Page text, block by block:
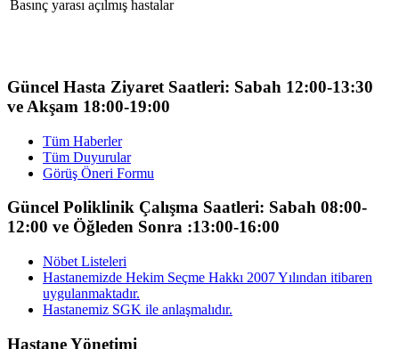
Basınç yarası açılmış hastalar
Güncel Hasta Ziyaret Saatleri: Sabah 12:00-13:30
ve Akşam 18:00-19:00
Tüm Haberler
Tüm Duyurular
Görüş Öneri Formu
Güncel Poliklinik Çalışma Saatleri: Sabah 08:00-
12:00 ve Öğleden Sonra :13:00-16:00
Nöbet Listeleri
Hastanemizde Hekim Seçme Hakkı 2007 Yılından itibaren
uygulanmaktadır.
Hastanemiz SGK ile anlaşmalıdır.
Hastane Yönetimi